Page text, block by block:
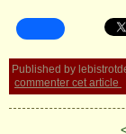
Published by
commenter cet article